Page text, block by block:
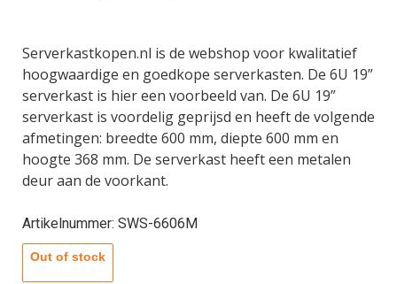
Serverkastkopen.nl is de webshop voor kwalitatief
hoogwaardige en goedkope serverkasten. De 6U 19”
serverkast is hier een voorbeeld van. De 6U 19”
serverkast is voordelig geprijsd en heeft de volgende
afmetingen: breedte 600 mm, diepte 600 mm en
hoogte 368 mm. De serverkast heeft een metalen
deur aan de voorkant.
Artikelnummer: SWS-6606M
Out of stock